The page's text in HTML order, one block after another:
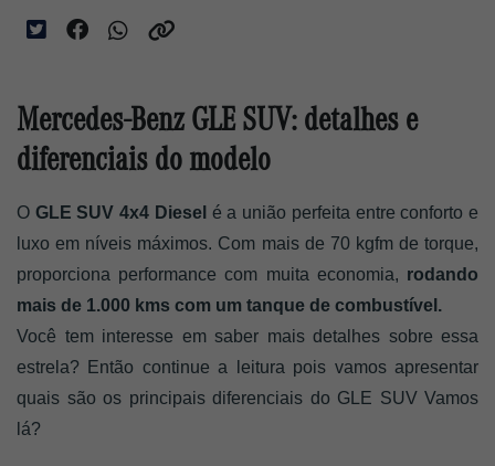
Mercedes-Benz GLE SUV: detalhes e
diferenciais do modelo
O GLE SUV 4x4 Diesel é a união perfeita entre conforto e
luxo em níveis máximos. Com mais de 70 kgfm de torque,
proporciona performance com muita economia, rodando
mais de 1.000 kms com um tanque de combustível.
Você tem interesse em saber mais detalhes sobre essa
estrela? Então continue a leitura pois vamos apresentar
quais são os principais diferenciais do GLE SUV Vamos
lá?